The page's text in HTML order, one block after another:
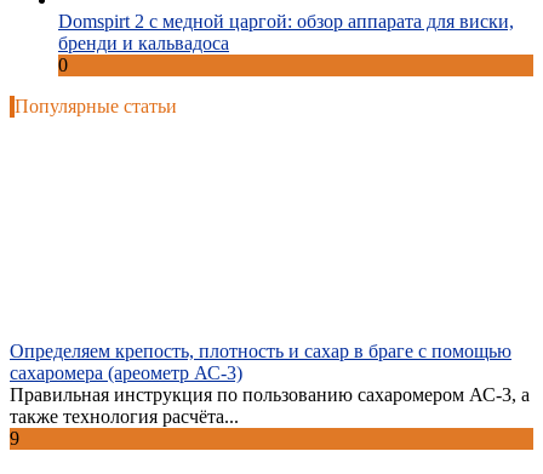
Domspirt 2 с медной царгой: обзор аппарата для виски,
бренди и кальвадоса
0
Популярные статьи
Определяем крепость, плотность и сахар в браге с помощью
сахаромера (ареометр АС-3)
Правильная инструкция по пользованию сахаромером АС-3, а
также технология расчёта...
9